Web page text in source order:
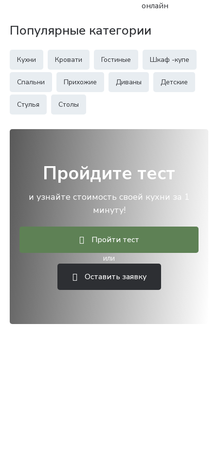
онлайн
Популярные категории
Кухни Кровати Гостиные Шкаф -купе
Спальни Прихожие Диваны Детские
Стулья Столы
Пройдите тест
и узнайте стоимость своей кухни за 1
минуту!
Пройти тест
или
Оставить заявку